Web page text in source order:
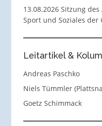
13.08.2026 Sitzung
Sport und Soziales
Leitartikel &
Andreas Paschko
Niels Tümmler
Goetz Schimmack